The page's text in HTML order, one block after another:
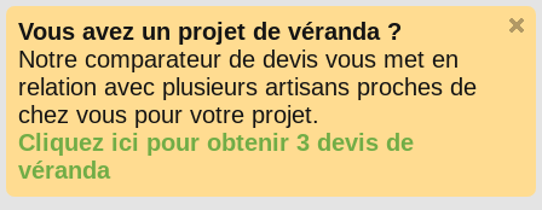
ci s
Vous avez un projet de véranda ?
Notre comparateur de devis vous met en
relation avec plusieurs artisans proches de
chez vous pour votre projet.
Cliquez ici pour obtenir 3 devis de
véranda